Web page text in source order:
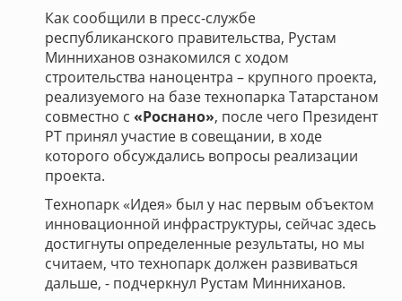
Как сообщили в пресс-службе
республиканского правительства, Рустам
Минниханов ознакомился с ходом
строительства наноцентра – крупного проекта,
реализуемого на базе технопарка Татарстаном
совместно с «Роснано», после чего Президент
РТ принял участие в совещании, в ходе
которого обсуждались вопросы реализации
проекта.
Технопарк «Идея» был у нас первым объектом
инновационной инфраструктуры, сейчас здесь
достигнуты определенные результаты, но мы
считаем, что технопарк должен развиваться
дальше, - подчеркнул Рустам Минниханов.